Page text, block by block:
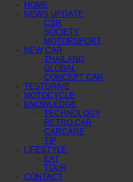
HOME
NEWS UPDATE
CSR
SOCIETY
MOTORSPORT
NEW CAR
THAILAND
GLOBAL
CONCEPT CAR
TESTDRIVE
MOTOCYCLE
KNOWLEDGE
TECHNOLOGY
RETRO CAR
CARCARE
TIP
LIFESTYLE
EAT
TOUR
CONTACT